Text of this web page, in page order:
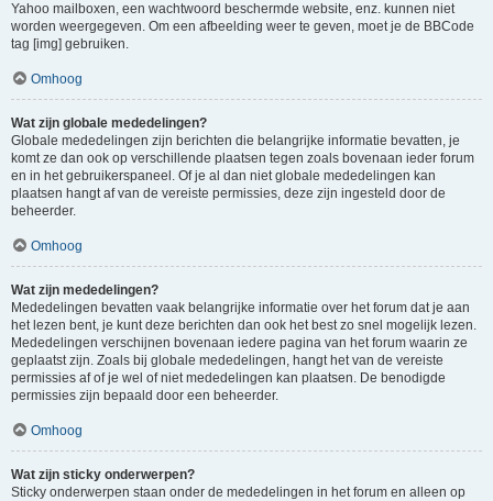
Yahoo mailboxen, een wachtwoord beschermde website, enz. kunnen niet
worden weergegeven. Om een afbeelding weer te geven, moet je de BBCode
tag [img] gebruiken.
Omhoog
Wat zijn globale mededelingen?
Globale mededelingen zijn berichten die belangrijke informatie bevatten, je
komt ze dan ook op verschillende plaatsen tegen zoals bovenaan ieder forum
en in het gebruikerspaneel. Of je al dan niet globale mededelingen kan
plaatsen hangt af van de vereiste permissies, deze zijn ingesteld door de
beheerder.
Omhoog
Wat zijn mededelingen?
Mededelingen bevatten vaak belangrijke informatie over het forum dat je aan
het lezen bent, je kunt deze berichten dan ook het best zo snel mogelijk lezen.
Mededelingen verschijnen bovenaan iedere pagina van het forum waarin ze
geplaatst zijn. Zoals bij globale mededelingen, hangt het van de vereiste
permissies af of je wel of niet mededelingen kan plaatsen. De benodigde
permissies zijn bepaald door een beheerder.
Omhoog
Wat zijn sticky onderwerpen?
Sticky onderwerpen staan onder de mededelingen in het forum en alleen op